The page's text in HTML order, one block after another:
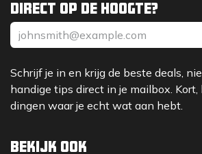
Direct op de hoogte?
Schrijf je in en krijg de beste deals,
handige tips direct in je mailbox.
dingen waar je echt wat aan hebt.
Bekijk ook